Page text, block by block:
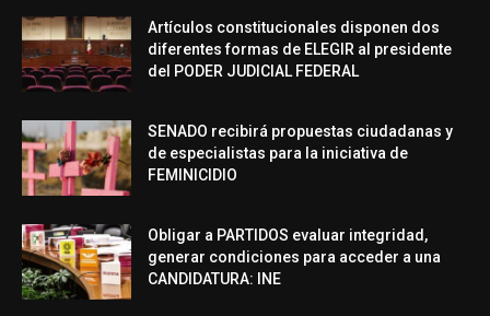
Artículos constitucionales disponen dos
diferentes formas de ELEGIR al presidente
del PODER JUDICIAL FEDERAL
SENADO recibirá propuestas ciudadanas y
de especialistas para la iniciativa de
FEMINICIDIO
Obligar a PARTIDOS evaluar integridad,
generar condiciones para acceder a una
CANDIDATURA: INE